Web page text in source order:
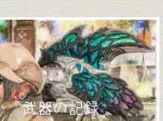
武器の記録